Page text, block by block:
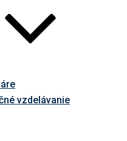
vzdelávanie